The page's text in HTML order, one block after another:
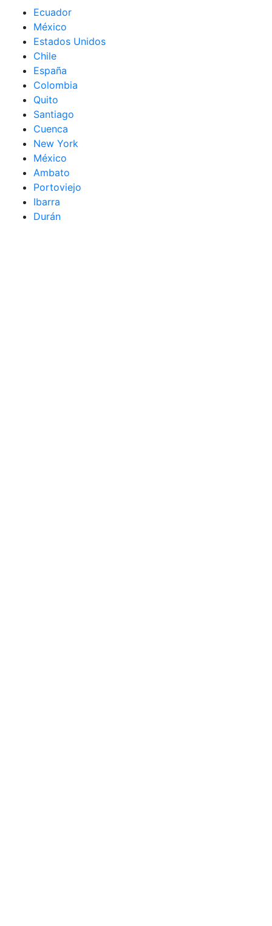
Ecuador
México
Estados Unidos
Chile
España
Colombia
Quito
Santiago
Cuenca
New York
México
Ambato
Portoviejo
Ibarra
Durán